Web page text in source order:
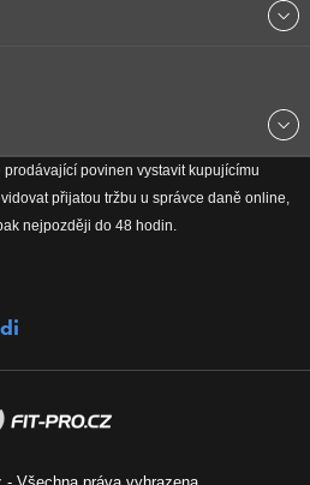
slevách, akčním zboží a upozornění
povinen vystavit kupujícímu
přijatou tržbu u správce daně online,
nejpozději do 48 hodin.